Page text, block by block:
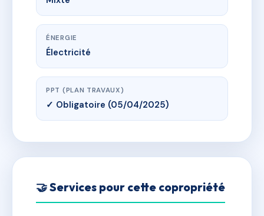
ÉNERGIE
Électricité
PPT (PLAN TRAVAUX)
✓ Obligatoire (05/04/2025)
🤝 Services pour cette copropriété